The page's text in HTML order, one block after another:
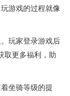
游戏的过程就像
玩家登录游戏后
取更多福利，助
坐骑等级的提